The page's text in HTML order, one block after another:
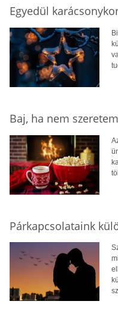
Egyedül
Baj, ha nem
Párkapcsolataink